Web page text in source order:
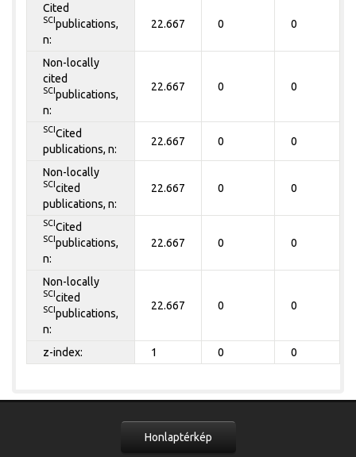
Cited
SCI publications,
n:
22.667 0 0
Non-locally
cited
SCI publications,
n:
22.667 0 0
SCI Cited
publications, n:
22.667 0 0
Non-locally
SCI cited
publications, n:
22.667 0 0
SCI Cited
SCI publications,
n:
22.667 0 0
Non-locally
SCI cited
SCI publications,
n:
22.667 0 0
z-index: 1 0 0
Honlaptérkép